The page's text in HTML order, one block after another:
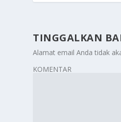
TINGGALKAN
Alamat email Anda tidak
KOMENTAR